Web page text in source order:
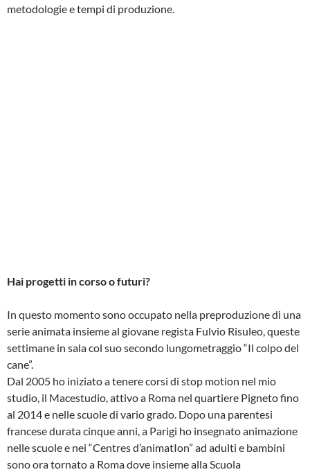
metodologie e tempi di produzione.
Hai progetti in corso o futuri?
In questo momento sono occupato nella preproduzione di una
serie animata insieme al giovane regista Fulvio Risuleo, queste
settimane in sala col suo secondo lungometraggio “Il colpo del
cane”.
Dal 2005 ho iniziato a tenere corsi di stop motion nel mio
studio, il Macestudio, attivo a Roma nel quartiere Pigneto fino
al 2014 e nelle scuole di vario grado. Dopo una parentesi
francese durata cinque anni, a Parigi ho insegnato animazione
nelle scuole e nei “Centres d’animatIon” ad adulti e bambini
sono ora tornato a Roma dove insieme alla Scuola